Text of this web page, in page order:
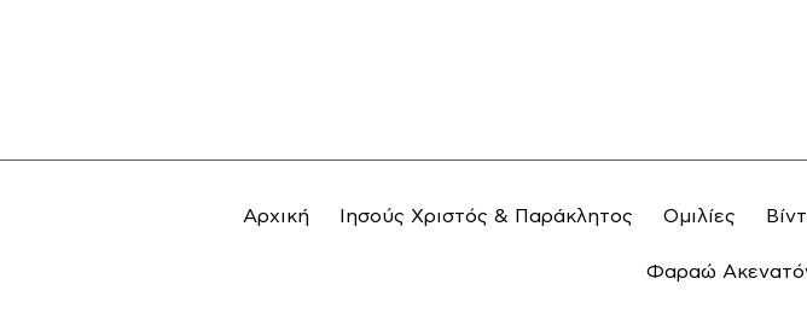
Αρχική Ιησούς Χριστός & Παράκλητος Ομιλίες
Φαραώ